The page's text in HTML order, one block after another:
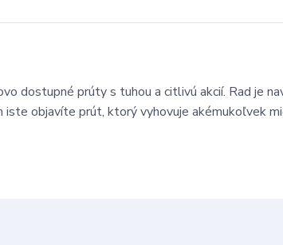
dostupné prúty s tuhou a citlivú akcií. Rad je
iste objavíte prút, ktorý vyhovuje akémukoľvek